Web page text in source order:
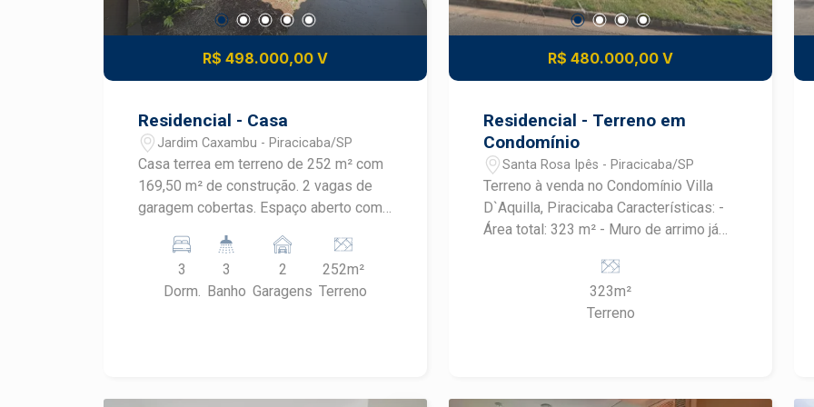
R$ 498.000,00 V
Residencial - Casa
Jardim Caxambu - Piracicaba/SP
Casa terrea em terreno de 252 m² com
169,50 m² de construção. 2 vagas de
garagem cobertas. Espaço aberto com
com 2 ambientes e cozinha americana.
Lavanderia separada e pequeno quintal.
3 dormitórios sendo 1 suíte e 1
3
Dorm.
3
Banho
2
Garagens
252m²
Terreno
R$ 480.000,00 V
Residencial - Terreno em
Condomínio
Santa Rosa Ipês - Piracicaba/SP
Terreno à venda no Condomínio Villa
D`Aquilla, Piracicaba Características: -
Área total: 323 m² - Muro de arrimo já
esgoto e energia elétrica - Projeto
aprovado para construção de casa
323m²
Terreno